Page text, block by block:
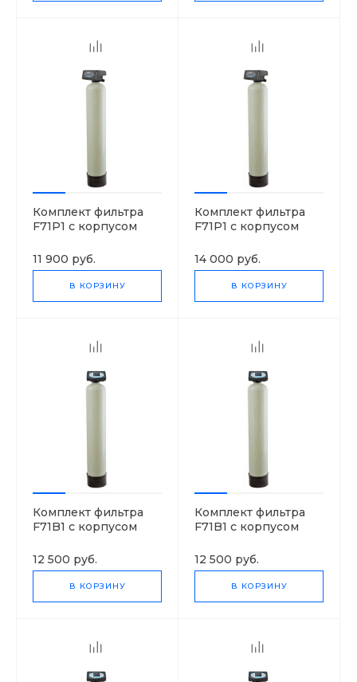
Комплект фильтра
F71P1 с корпусом
11 900 руб.
В КОРЗИНУ
Комплект фильтра
F71P1 с корпусом
14 000 руб.
В КОРЗИНУ
Комплект фильтра
F71B1 с корпусом
12 500 руб.
В КОРЗИНУ
Комплект фильтра
F71B1 с корпусом
12 500 руб.
В КОРЗИНУ